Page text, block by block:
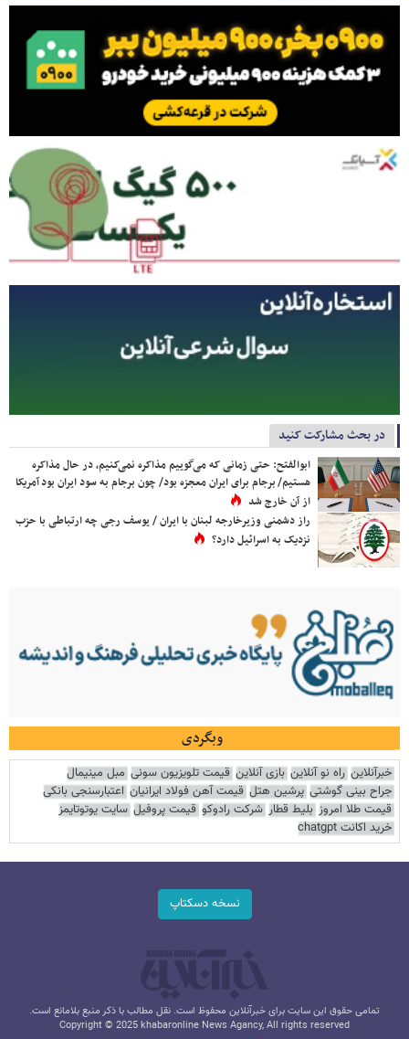
در بحث مشارکت کنید
ابوالفتح: حتی زمانی که می‌گوییم مذاکره نمی‌کنیم، در حال مذاکره
هستیم/ برجام برای ایران معجزه بود/ چون برجام به سود ایران بود آمریکا
از آن خارج شد
راز دشمنی وزیرخارجه لبنان با ایران / یوسف رجی چه ارتباطی با حزب
نزدیک به اسرائیل دارد؟
وبگردی
خبرآنلاین راه نو آنلاین بازی آنلاین قیمت تلویزیون سونی مبل مینیمال
جراح بینی گوشتی پرشین هتل قیمت آهن فولاد ایرانیان اعتبارسنجی بانکی
قیمت طلا امروز بلیط قطار شرکت رادوکو قیمت پروفیل سایت یوتوتایمز
خرید اکانت chatgpt
نسخه دسکتاپ
تمامی حقوق این سایت برای خبرآنلاین محفوظ است. نقل مطالب با ذکر منبع بلامانع است.
Copyright © 2025 khabaronline News Agancy, All rights reserved